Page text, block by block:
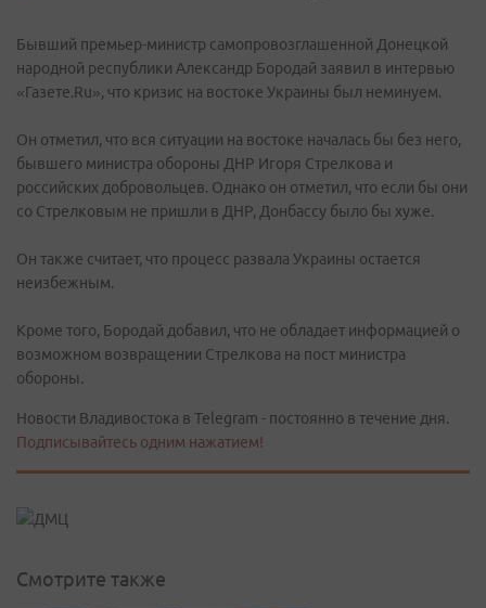
Бывший премьер-министр самопровозглашенной Донецкой
народной республики Александр Бородай заявил в интервью
«Газете.Ru», что кризис на востоке Украины был неминуем.
Он отметил, что вся ситуации на востоке началась бы без него,
бывшего министра обороны ДНР Игоря Стрелкова и
российских добровольцев. Однако он отметил, что если бы они
со Стрелковым не пришли в ДНР, Донбассу было бы хуже.
Он также считает, что процесс развала Украины остается
неизбежным.
Кроме того, Бородай добавил, что не обладает информацией о
возможном возвращении Стрелкова на пост министра
обороны.
Новости Владивостока в Telegram - постоянно в течение дня.
Подписывайтесь одним нажатием!
Смотрите также